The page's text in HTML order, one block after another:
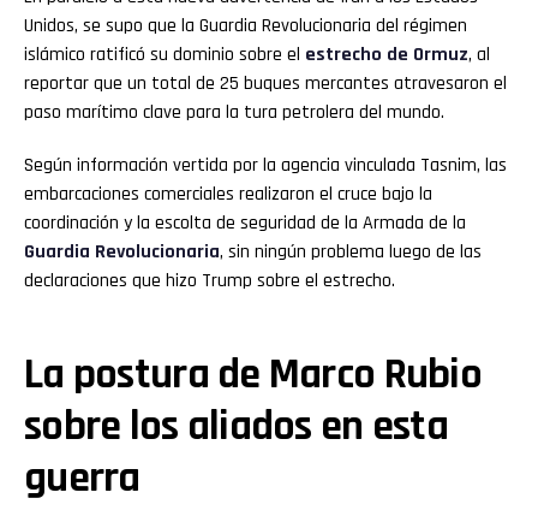
Unidos, se supo que la Guardia Revolucionaria del régimen
islámico ratificó su dominio sobre el estrecho de Ormuz, al
reportar que un total de 25 buques mercantes atravesaron el
paso marítimo clave para la tura petrolera del mundo.
Según información vertida por la agencia vinculada Tasnim, las
embarcaciones comerciales realizaron el cruce bajo la
coordinación y la escolta de seguridad de la Armada de la
Guardia Revolucionaria, sin ningún problema luego de las
declaraciones que hizo Trump sobre el estrecho.
La postura de Marco Rubio
sobre los aliados en esta
guerra
Flipboard
Reddit
Pinterest
Whatsapp
Email